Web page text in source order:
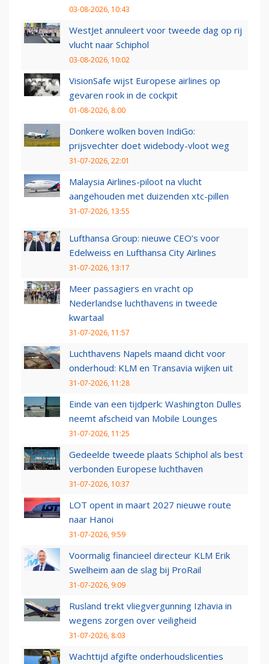
03-08-2026, 10:43
WestJet annuleert voor tweede dag op rij
vlucht naar Schiphol
03-08-2026, 10:02
VisionSafe wijst Europese airlines op
gevaren rook in de cockpit
01-08-2026, 8:00
Donkere wolken boven IndiGo:
prijsvechter doet widebody-vloot weg
31-07-2026, 22:01
Malaysia Airlines-piloot na vlucht
aangehouden met duizenden xtc-pillen
31-07-2026, 13:55
Lufthansa Group: nieuwe CEO’s voor
Edelweiss en Lufthansa City Airlines
31-07-2026, 13:17
Meer passagiers en vracht op
Nederlandse luchthavens in tweede
kwartaal
31-07-2026, 11:57
Luchthavens Napels maand dicht voor
onderhoud: KLM en Transavia wijken uit
31-07-2026, 11:28
Einde van een tijdperk: Washington Dulles
neemt afscheid van Mobile Lounges
31-07-2026, 11:25
Gedeelde tweede plaats Schiphol als best
verbonden Europese luchthaven
31-07-2026, 10:37
LOT opent in maart 2027 nieuwe route
naar Hanoi
31-07-2026, 9:59
Voormalig financieel directeur KLM Erik
Swelheim aan de slag bij ProRail
31-07-2026, 9:09
Rusland trekt vliegvergunning Izhavia in
wegens zorgen over veiligheid
31-07-2026, 8:03
Wachttijd afgifte onderhoudslicenties